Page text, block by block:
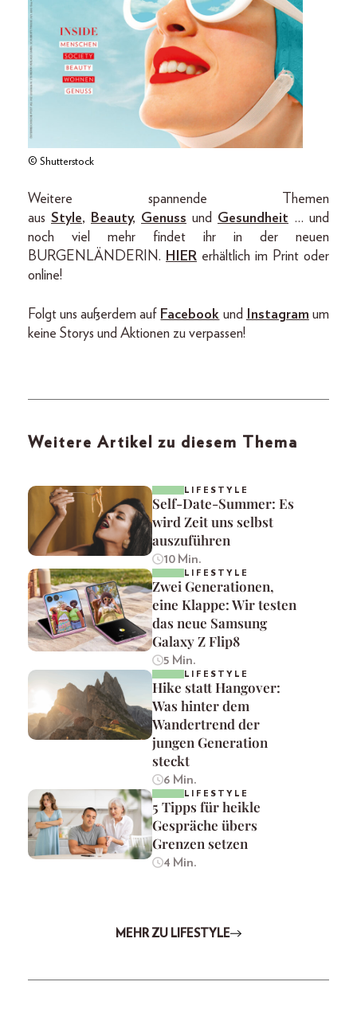
© Shutterstock
Weitere spannende Themen
aus Style, Beauty, Genuss und Gesundheit … und
noch viel mehr findet ihr in der neuen
BURGENLÄNDERIN. HIER erhältlich im Print oder
online!
Folgt uns außerdem auf Facebook und Instagram um
keine Storys und Aktionen zu verpassen!
Weitere Artikel zu diesem Thema
LIFESTYLE
Self-Date-Summer: Es
wird Zeit uns selbst
auszuführen
10 Min.
LIFESTYLE
Zwei Generationen,
eine Klappe: Wir testen
das neue Samsung
Galaxy Z Flip8
5 Min.
LIFESTYLE
Hike statt Hangover:
Was hinter dem
Wandertrend der
jungen Generation
steckt
6 Min.
LIFESTYLE
5 Tipps für heikle
Gespräche übers
Grenzen setzen
4 Min.
MEHR ZU LIFESTYLE